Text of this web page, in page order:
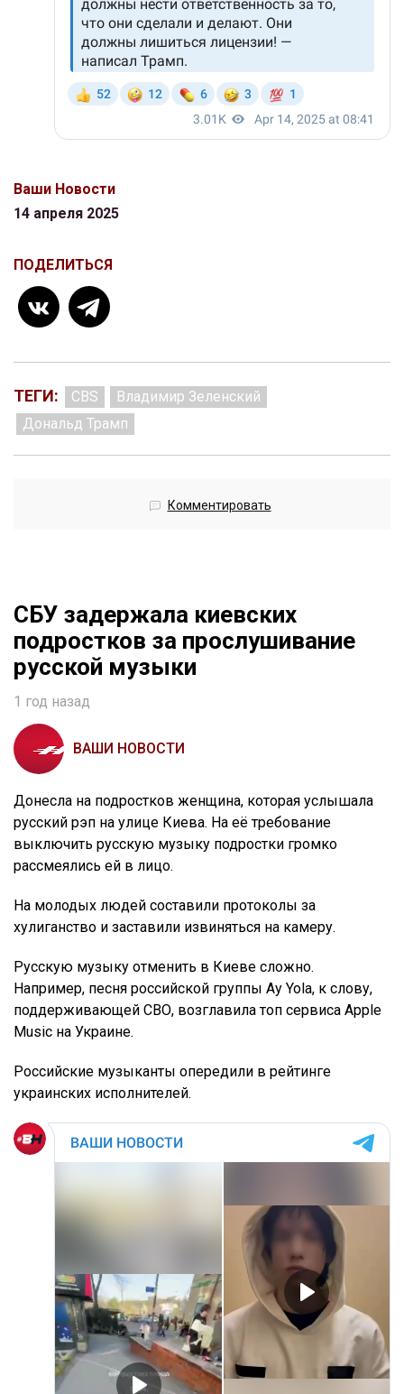
Ваши Новости
14 апреля 2025
ПОДЕЛИТЬСЯ
ТЕГИ: CBS
Владимир Зеленский
Дональд Трамп
Комментировать
СБУ задержала киевских
подростков за прослушивание
русской музыки
1 год назад
ВАШИ НОВОСТИ
Донесла на подростков женщина, которая услышала
русский рэп на улице Киева. На её требование
выключить русскую музыку подростки громко
рассмеялись ей в лицо.
На молодых людей составили протоколы за
хулиганство и заставили извиняться на камеру.
Русскую музыку отменить в Киеве сложно.
Например, песня российской группы Ay Yola, к слову,
поддерживающей СВО, возглавила топ сервиса Apple
Music на Украине.
Российские музыканты опередили в рейтинге
украинских исполнителей.